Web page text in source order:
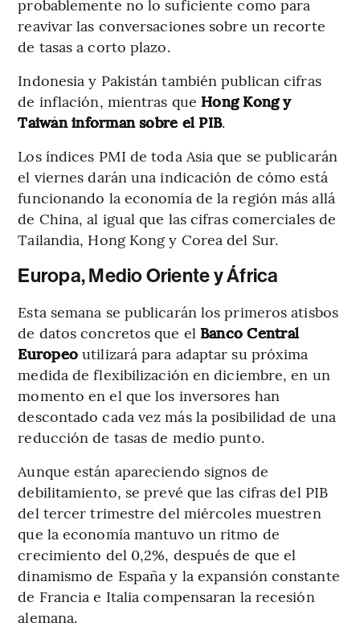
probablemente no lo suficiente como para
reavivar las conversaciones sobre un recorte
de tasas a corto plazo.
Indonesia y Pakistán también publican cifras
de inflación, mientras que Hong Kong y
Taiwán informan sobre el PIB.
Los índices PMI de toda Asia que se publicarán
el viernes darán una indicación de cómo está
funcionando la economía de la región más allá
de China, al igual que las cifras comerciales de
Tailandia, Hong Kong y Corea del Sur.
Europa, Medio Oriente y África
Esta semana se publicarán los primeros atisbos
de datos concretos que el Banco Central
Europeo utilizará para adaptar su próxima
medida de flexibilización en diciembre, en un
momento en el que los inversores han
descontado cada vez más la posibilidad de una
reducción de tasas de medio punto.
Aunque están apareciendo signos de
debilitamiento, se prevé que las cifras del PIB
del tercer trimestre del miércoles muestren
que la economía mantuvo un ritmo de
crecimiento del 0,2%, después de que el
dinamismo de España y la expansión constante
de Francia e Italia compensaran la recesión
alemana.